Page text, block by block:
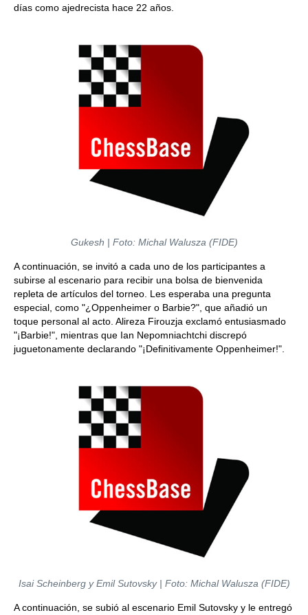
días como ajedrecista hace 22 años.
Gukesh | Foto: Michal Walusza (FIDE)
A continuación, se invitó a cada uno de los participantes a
subirse al escenario para recibir una bolsa de bienvenida
repleta de artículos del torneo. Les esperaba una pregunta
especial, como "¿Oppenheimer o Barbie?", que añadió un
toque personal al acto. Alireza Firouzja exclamó entusiasmado
"¡Barbie!", mientras que Ian Nepomniachtchi discrepó
juguetonamente declarando "¡Definitivamente Oppenheimer!".
Isai Scheinberg y Emil Sutovsky | Foto: Michal Walusza (FIDE)
A continuación, se subió al escenario Emil Sutovsky y le entregó